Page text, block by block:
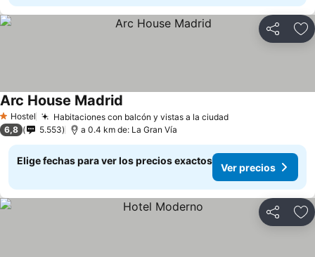
Compartir
1 Estrellas
Hostel Habitaciones con balcón y vistas a la ciudadVer precios
Arc House Madrid
6,8 5.553 a 0.4 km de: La Gran Vía
Elige fechas para ver los precios exactos
Ver precios
Compartir